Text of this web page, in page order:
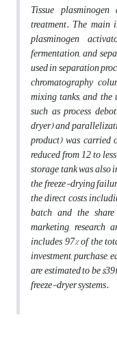
Tissue
treatment. The main
plasminogen
fermentation, and
used in separation
chromatography
mixing tanks, and
such as process
dryer) and
product) was carried
reduced from 12 to
storage tank was
the freeze-drying
the direct costs
batch and the
marketing, research
includes 97% of the
investment, purchase,
are estimated to be
freeze-dryer systems.